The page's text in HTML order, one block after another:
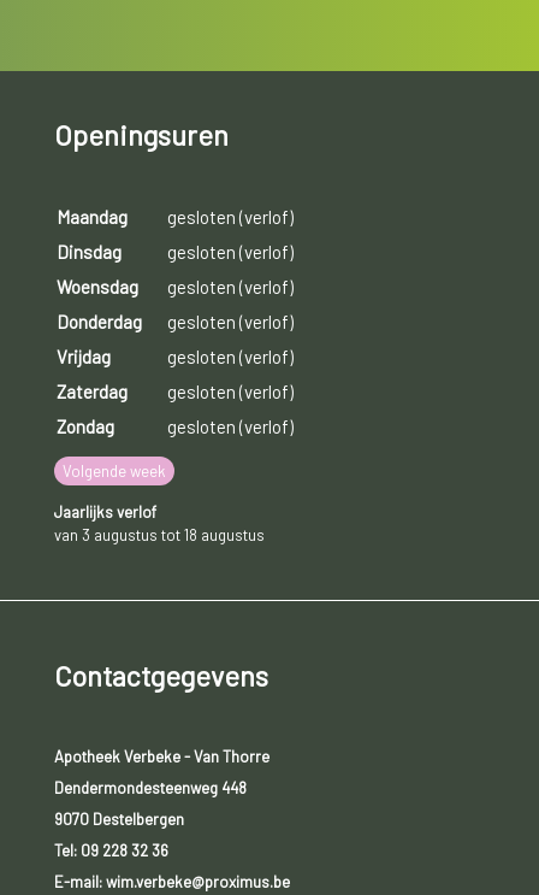
Openingsuren
Maandag
gesloten (verlof)
Dinsdag
gesloten (verlof)
Woensdag
gesloten (verlof)
Donderdag
gesloten (verlof)
Vrijdag
gesloten (verlof)
Zaterdag
gesloten (verlof)
Zondag
gesloten (verlof)
Volgende week
Jaarlijks verlof
van 3 augustus tot 18 augustus
Contactgegevens
Apotheek Verbeke - Van Thorre
Dendermondesteenweg 448
9070 Destelbergen
Tel: 09 228 32 36
E-mail: wim.verbeke@proximus.be